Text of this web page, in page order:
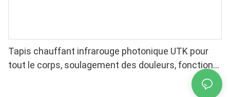
Tapis chauffant infrarouge photonique UTK pour
tout le corps, soulagement des douleurs, fonction
mémoire, arrêt automatique (Dimensions : 185 cm x